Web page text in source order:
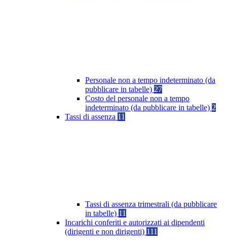
Personale non a tempo indeterminato (da
pubblicare in tabelle) 27
Costo del personale non a tempo
indeterminato (da pubblicare in tabelle) 2
Tassi di assenza 11
Tassi di assenza trimestrali (da pubblicare
in tabelle) 11
Incarichi conferiti e autorizzati ai dipendenti
(dirigenti e non dirigenti) 111